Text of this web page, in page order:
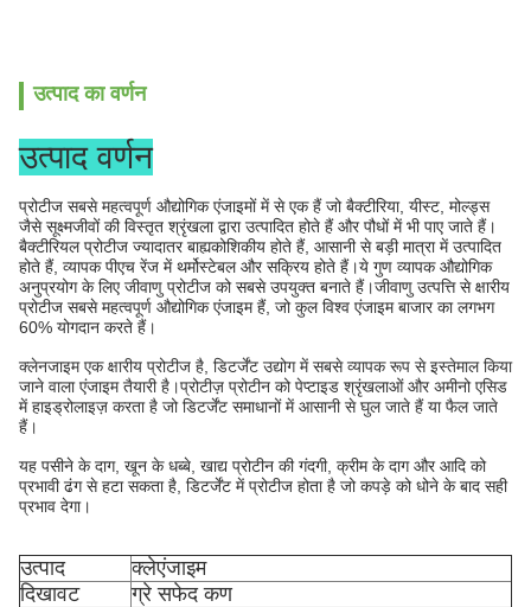
उत्पाद का वर्णन
उत्पाद वर्णन
प्रोटीज सबसे महत्वपूर्ण औद्योगिक एंजाइमों में से एक हैं जो बैक्टीरिया, यीस्ट, मोल्ड्स
जैसे सूक्ष्मजीवों की विस्तृत श्रृंखला द्वारा उत्पादित होते हैं और पौधों में भी पाए जाते हैं।
बैक्टीरियल प्रोटीज ज्यादातर बाह्यकोशिकीय होते हैं, आसानी से बड़ी मात्रा में उत्पादित
होते हैं, व्यापक पीएच रेंज में थर्मोस्टेबल और सक्रिय होते हैं।ये गुण व्यापक औद्योगिक
अनुप्रयोग के लिए जीवाणु प्रोटीज को सबसे उपयुक्त बनाते हैं।जीवाणु उत्पत्ति से क्षारीय
प्रोटीज सबसे महत्वपूर्ण औद्योगिक एंजाइम हैं, जो कुल विश्व एंजाइम बाजार का लगभग
60% योगदान करते हैं।
क्लेनजाइम एक क्षारीय प्रोटीज है, डिटर्जेंट उद्योग में सबसे व्यापक रूप से इस्तेमाल किया
जाने वाला एंजाइम तैयारी है।प्रोटीज़ प्रोटीन को पेप्टाइड श्रृंखलाओं और अमीनो एसिड
में हाइड्रोलाइज़ करता है जो डिटर्जेंट समाधानों में आसानी से घुल जाते हैं या फैल जाते
हैं।
यह पसीने के दाग, खून के धब्बे, खाद्य प्रोटीन की गंदगी, क्रीम के दाग और आदि को
प्रभावी ढंग से हटा सकता है, डिटर्जेंट में प्रोटीज होता है जो कपड़े को धोने के बाद सही
प्रभाव देगा।
उत्पाद
क्लेएंजाइम
दिखावट
ग्रे सफेद कण